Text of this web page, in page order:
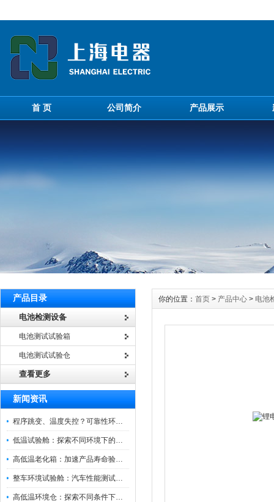
首 页 公司简介 产品展示
产品目录
电池检测设备
电池测试试验箱
电池测试试验仓
查看更多
新闻资讯
程序跳变、温度失控？可靠性环境试验箱控制系统故障处理
低温试验舱：探索不同环境下的科技边界
高低温老化箱：加速产品寿命验证的可靠伙伴
整车环境试验舱：汽车性能测试的设备
高低温环境仓：探索不同条件下的科学奥秘
你的位置： 首页 > 产品中心 > 电池